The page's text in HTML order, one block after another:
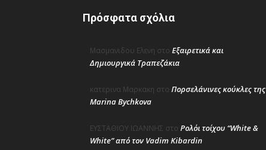
Πρόσφατα σχόλια
Μασμανιδου Ελενη στο Εξαιρετικά και
Δημιουργικά Τραπεζάκια
κατερινα Μαρκακη στο Πορσελάνινες κούκλες της
Marina Bychkova
ΕΥΣΤΑΘΙΟΥ ΙΩΑΝΝΗΣ στο Ρολόι τοίχου “White &
White” από τον Vadim Kibardin